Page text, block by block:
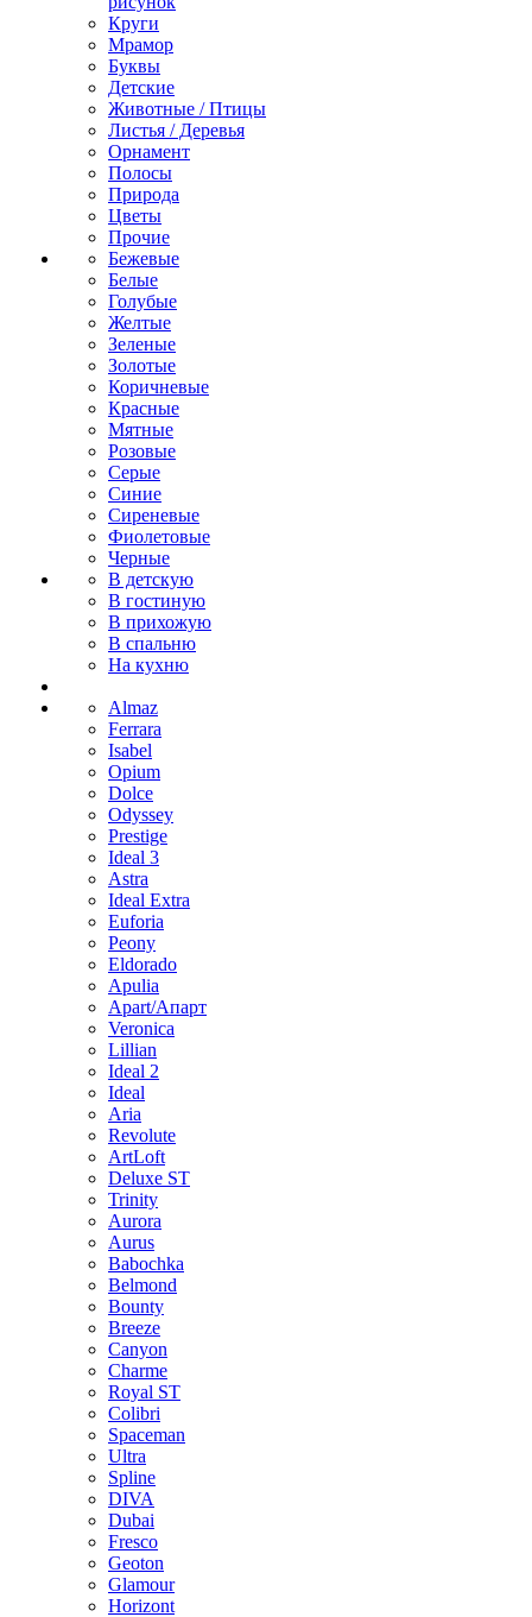
Круги
Мрамор
Буквы
Детские
Животные / Птицы
Листья / Деревья
Орнамент
Полосы
Природа
Цветы
Прочие
Бежевые
Белые
Голубые
Желтые
Зеленые
Золотые
Коричневые
Красные
Мятные
Розовые
Серые
Синие
Сиреневые
Фиолетовые
Черные
В детскую
В гостиную
В прихожую
В спальню
На кухню
Almaz
Ferrara
Isabel
Opium
Dolce
Odyssey
Prestige
Ideal 3
Astra
Ideal Extra
Euforia
Peony
Eldorado
Apulia
Apart/Апарт
Veronica
Lillian
Ideal 2
Ideal
Aria
Revolute
ArtLoft
Deluxe ST
Trinity
Aurora
Aurus
Babochka
Belmond
Bounty
Breeze
Canуon
Charme
Royal ST
Colibri
Spaceman
Ultra
Spline
DIVA
Dubai
Fresco
Geoton
Glamour
Horizont